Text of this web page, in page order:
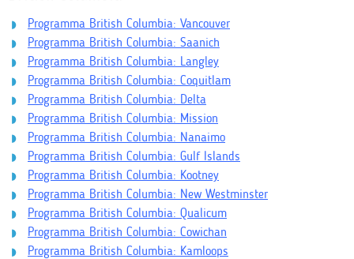
Programma British Columbia: Vancouver
Programma British Columbia: Saanich
Programma British Columbia: Langley
Programma British Columbia: Coquitlam
Programma British Columbia: Delta
Programma British Columbia: Mission
Programma British Columbia: Nanaimo
Programma British Columbia: Gulf Islands
Programma British Columbia: Kootney
Programma British Columbia: New Westminster
Programma British Columbia: Qualicum
Programma British Columbia: Cowichan
Programma British Columbia: Kamloops